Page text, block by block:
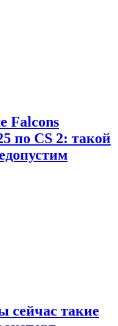
Falcons
по CS 2: такой
сейчас такие